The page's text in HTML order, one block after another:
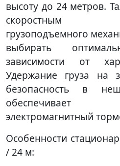
высоту до 24 метров.
скоростным
грузоподъемного
выбирать
зависимости от
Удержание груза на
безопасность в
электромагнитный
Особенности
/ 24 м: